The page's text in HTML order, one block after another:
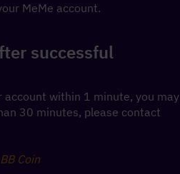
MeMe account.
successful
within 1 minute, you may
30 minutes, please contact
Coin